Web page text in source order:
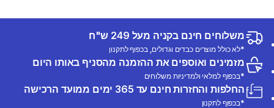
משלוחים חינם בקניה מעל 249 ש"ח
*לא כולל מוצרים כבדים וגדולים, בכפוף לתקנון
מזמינים ואוספים את ההזמנה מהסניף באותו היום
*בכפוף למלאי ולמדיניות משלוחים
החלפות והחזרות חינם עד 365 ימים ממועד הרכישה
*בכפוף לתקנון